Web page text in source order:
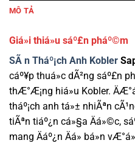
MÔ TẢ
Giá»i thiá»u sáº£n pháº©m
SÃ n Tháº¡ch Anh Kobler
cáº¥p thuá»c dÃ²ng sáº£n
thÆ°Æ¡ng hiá»u Kobler.
tháº¡ch anh tá»± nhiÃªn
tiÃªn tiáº¿n cá»§a Äá»©c,
mang Äáº¿n Äá» bá»n